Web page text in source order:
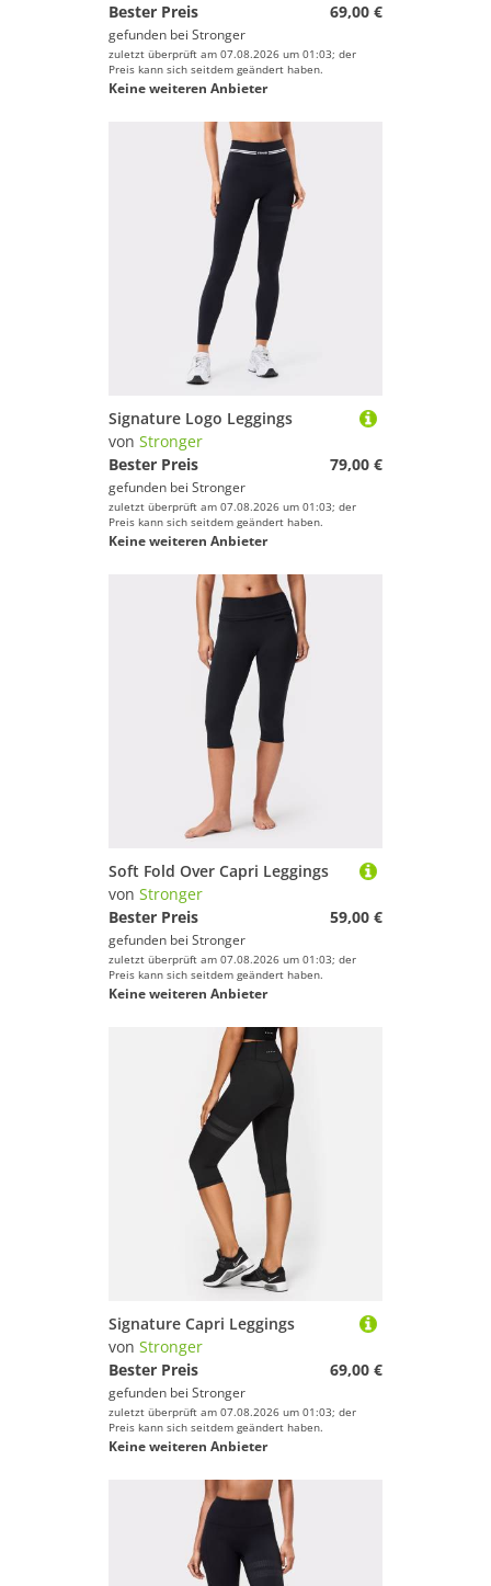
Bester Preis
69,00 €
gefunden bei Stronger
zuletzt überprüft am 07.08.2026 um 01:03; der
Preis kann sich seitdem geändert haben.
Keine weiteren Anbieter
Signature Logo Leggings
von Stronger
Bester Preis
79,00 €
gefunden bei Stronger
zuletzt überprüft am 07.08.2026 um 01:03; der
Preis kann sich seitdem geändert haben.
Keine weiteren Anbieter
Soft Fold Over Capri Leggings
von Stronger
Bester Preis
59,00 €
gefunden bei Stronger
zuletzt überprüft am 07.08.2026 um 01:03; der
Preis kann sich seitdem geändert haben.
Keine weiteren Anbieter
Signature Capri Leggings
von Stronger
Bester Preis
69,00 €
gefunden bei Stronger
zuletzt überprüft am 07.08.2026 um 01:03; der
Preis kann sich seitdem geändert haben.
Keine weiteren Anbieter